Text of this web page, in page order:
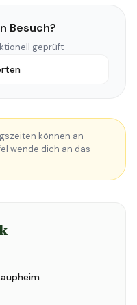
Besuch?
geprüft
können an
wende dich an das